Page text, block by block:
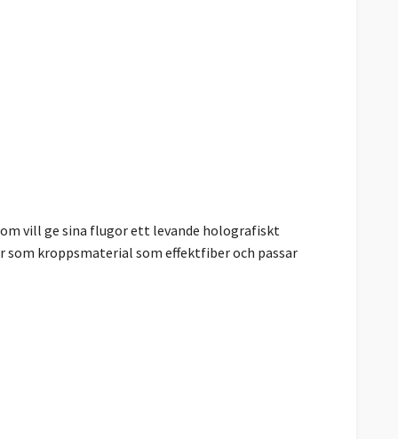
vill ge sina flugor ett levande holografiskt
kroppsmaterial som effektfiber och passar